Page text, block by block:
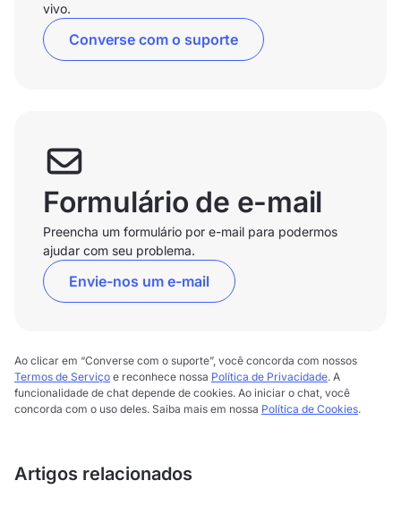
vivo.
Converse com o suporte
Formulário de e-mail
Preencha um formulário por e-mail para podermos
ajudar com seu problema.
Envie-nos um e-mail
Ao clicar em “Converse com o suporte”, você concorda com nossos
Termos de Serviço e reconhece nossa Política de Privacidade. A
funcionalidade de chat depende de cookies. Ao iniciar o chat, você
concorda com o uso deles. Saiba mais em nossa Política de Cookies.
Artigos relacionados